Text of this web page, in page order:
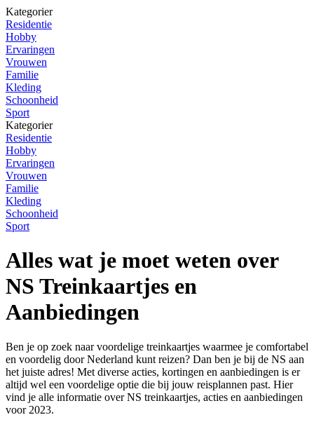
Kategorier
Residentie
Hobby
Ervaringen
Vrouwen
Familie
Kleding
Schoonheid
Sport
Kategorier
Residentie
Hobby
Ervaringen
Vrouwen
Familie
Kleding
Schoonheid
Sport
Alles wat je moet weten over
NS Treinkaartjes en
Aanbiedingen
Ben je op zoek naar voordelige treinkaartjes waarmee je comfortabel
en voordelig door Nederland kunt reizen? Dan ben je bij de NS aan
het juiste adres! Met diverse acties, kortingen en aanbiedingen is er
altijd wel een voordelige optie die bij jouw reisplannen past. Hier
vind je alle informatie over NS treinkaartjes, acties en aanbiedingen
voor 2023.